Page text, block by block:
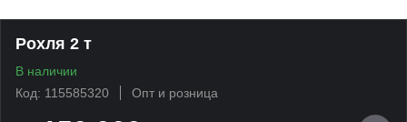
Рохля 2 т
В наличии
Код: 115585320
Опт и розница